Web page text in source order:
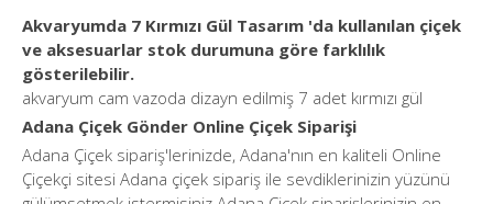
Akvaryumda 7 Kırmızı Gül Tasarım 'da kullanılan çiçek
ve aksesuarlar stok durumuna göre farklılık
gösterilebilir.
akvaryum cam vazoda dizayn edilmiş 7 adet kırmızı gül
Adana Çiçek Gönder Online Çiçek Siparişi
Adana Çiçek sipariş'lerinizde, Adana'nın en kaliteli Online
Çiçekçi sitesi Adana çiçek sipariş ile sevdiklerinizin yüzünü